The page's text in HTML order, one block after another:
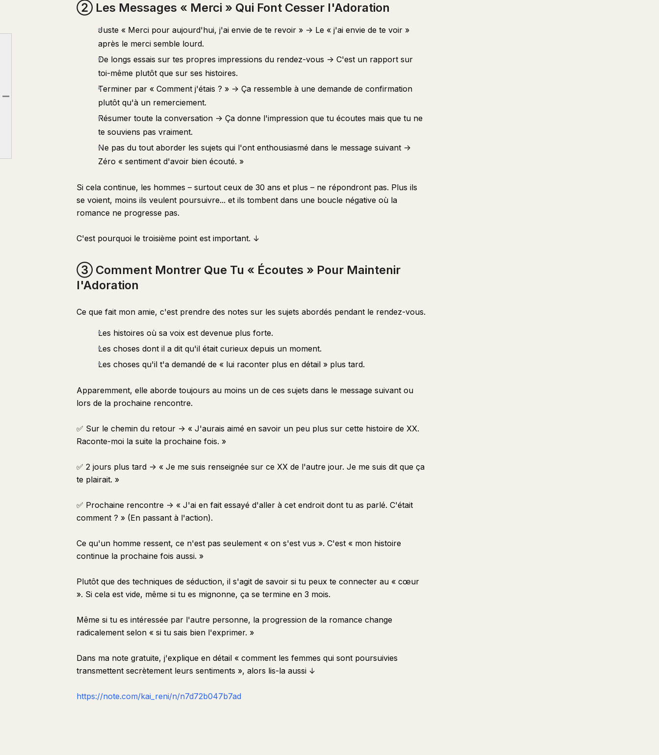
① La Loi de l'Adoration : Un Haut Niveau de « Normal »
② Les Messages « Merci » Qui Font Cesser l'Adoration
③ Comment Montrer Que Tu « Écoutes » Pour Maintenir l'Adoration
② Les Messages « Merci » Qui Font Cesser l'Adoration
Juste « Merci pour aujourd'hui, j'ai envie de te revoir » -> Le « j'ai envie de te voir »
après le merci semble lourd.
De longs essais sur tes propres impressions du rendez-vous -> C'est un rapport sur
toi-même plutôt que sur ses histoires.
Terminer par « Comment j'étais ? » -> Ça ressemble à une demande de confirmation
plutôt qu'à un remerciement.
Résumer toute la conversation -> Ça donne l'impression que tu écoutes mais que tu ne
te souviens pas vraiment.
Ne pas du tout aborder les sujets qui l'ont enthousiasmé dans le message suivant ->
Zéro « sentiment d'avoir bien écouté. »
Si cela continue, les hommes – surtout ceux de 30 ans et plus – ne répondront pas. Plus ils
se voient, moins ils veulent poursuivre... et ils tombent dans une boucle négative où la
romance ne progresse pas.
C'est pourquoi le troisième point est important. ↓
③ Comment Montrer Que Tu « Écoutes » Pour Maintenir
l'Adoration
Ce que fait mon amie, c'est prendre des notes sur les sujets abordés pendant le rendez-vous.
Les histoires où sa voix est devenue plus forte.
Les choses dont il a dit qu'il était curieux depuis un moment.
Les choses qu'il t'a demandé de « lui raconter plus en détail » plus tard.
Apparemment, elle aborde toujours au moins un de ces sujets dans le message suivant ou
lors de la prochaine rencontre.
✅ Sur le chemin du retour -> « J'aurais aimé en savoir un peu plus sur cette histoire de XX.
Raconte-moi la suite la prochaine fois. »
✅ 2 jours plus tard -> « Je me suis renseignée sur ce XX de l'autre jour. Je me suis dit que ça
te plairait. »
✅ Prochaine rencontre -> « J'ai en fait essayé d'aller à cet endroit dont tu as parlé. C'était
comment ? » (En passant à l'action).
Ce qu'un homme ressent, ce n'est pas seulement « on s'est vus ». C'est « mon histoire
continue la prochaine fois aussi. »
Plutôt que des techniques de séduction, il s'agit de savoir si tu peux te connecter au « cœur
». Si cela est vide, même si tu es mignonne, ça se termine en 3 mois.
Même si tu es intéressée par l'autre personne, la progression de la romance change
radicalement selon « si tu sais bien l'exprimer. »
Dans ma note gratuite, j'explique en détail « comment les femmes qui sont poursuivies
transmettent secrètement leurs sentiments », alors lis-la aussi ↓
https://note.com/kai_reni/n/n7d72b047b7ad